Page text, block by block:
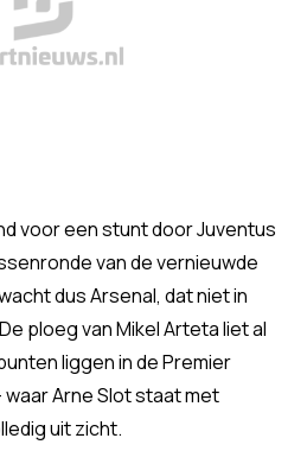
voor een stunt door Juventus
van de vernieuwde
dus Arsenal, dat niet in
ploeg van Mikel Arteta liet al
liggen in de Premier
Arne Slot staat met
uit zicht.